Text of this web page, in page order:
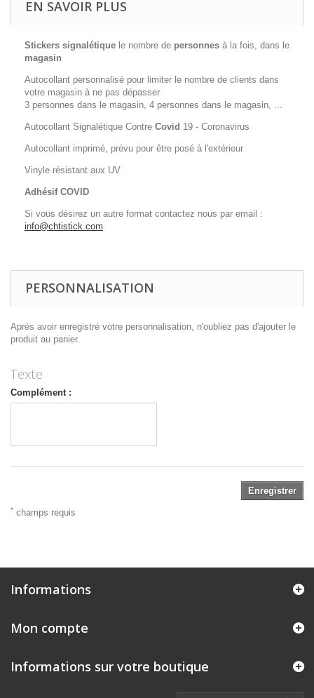
EN SAVOIR PLUS
Stickers signalétique le nombre de personnes à la fois, dans le
magasin
Autocollant personnalisé pour limiter le nombre de clients dans
votre magasin à ne pas dépasser
3 personnes dans le magasin, 4 personnes dans le magasin, ...
Autocollant Signalétique Contre Covid 19 - Coronavirus
Autocollant imprimé, prévu pour être posé à l'extérieur
Vinyle résistant aux UV
Adhésif COVID
Si vous désirez un autre format contactez nous par email :
info@chtistick.com
PERSONNALISATION
Après avoir enregistré votre personnalisation, n'oubliez pas d'ajouter le
produit au panier.
Texte
Complément :
Enregistrer
* champs requis
Informations
Mon compte
Informations sur votre boutique